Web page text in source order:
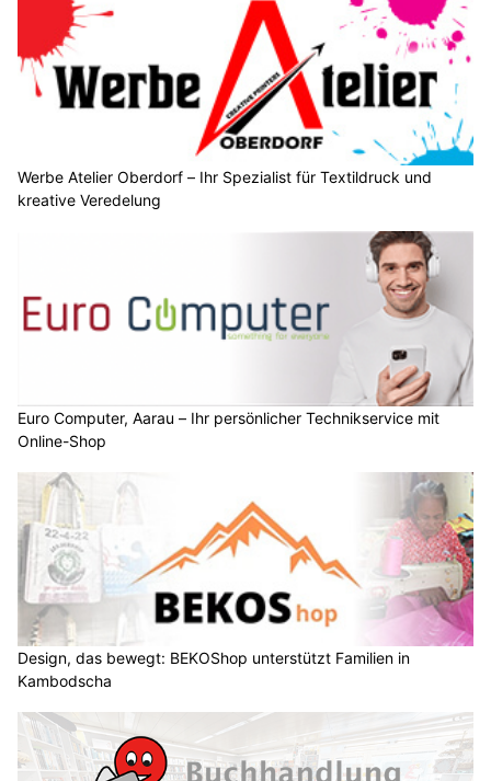
Werbe Atelier Oberdorf – Ihr Spezialist für Textildruck und
kreative Veredelung
Euro Computer, Aarau – Ihr persönlicher Technikservice mit
Online-Shop
Design, das bewegt: BEKOShop unterstützt Familien in
Kambodscha